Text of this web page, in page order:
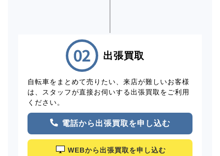
出張買取
自転車をまとめて売りたい、来店が難しいお客様
は、スタッフが直接お伺いする出張買取をご利用
ください。
電話から出張買取を申し込む
WEBから出張買取を申し込む